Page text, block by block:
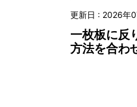
更新日 : 2026年
一枚板に反
方法を合わ